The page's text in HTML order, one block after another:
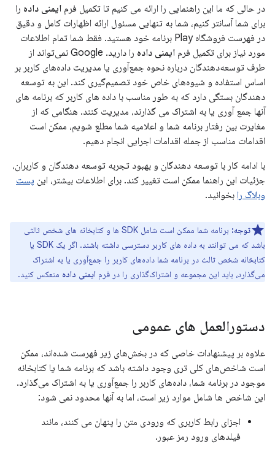
در حالی که ما این راهنمایی را ارائه می کنیم تا تکمیل فرم ایمنی داده را
برای شما آسانتر کنیم، شما به تنهایی مسئول ارائه اظهارات کامل و دقیق
در فهرست فروشگاه Play برنامه خود هستید. فقط شما تمام اطلاعات
مورد نیاز برای تکمیل فرم ایمنی داده
را دارید. Google نمی‌تواند از
طرف توسعه‌دهندگان درباره نحوه جمع‌آوری یا مدیریت داده‌های کاربر بر
اساس استفاده و شیوه‌های خاص خود تصمیم‌گیری کند. این به توسعه
دهندگان بستگی دارد که به طور مناسب با داده های کاربر که برنامه های
آنها جمع آوری یا به اشتراک می گذارند، مدیریت کنند. هنگامی که از
مغایرت بین رفتار برنامه شما و اعلامیه شما مطلع شویم، ممکن است
اقدامات مناسب از جمله اقدامات اجرایی انجام دهیم.
با ادامه کار با توسعه دهندگان و بهبود تجربه توسعه دهندگان و کاربران،
جزئیات این راهنما ممکن است تغییر کند. برای اطلاعات بیشتر، این پست
وبلاگ را بخوانید.
توجه:
برنامه شما ممکن است شامل SDK ها و کتابخانه های شخص ثالثی
باشد که می توانند به داده های کاربر دسترسی داشته باشند. اگر یک SDK یا
کتابخانه شخص ثالث در برنامه شما داده‌های کاربر را جمع‌آوری یا به اشتراک
می‌گذارد، باید این مجموعه و اشتراک‌گذاری را در فرم ایمنی داده منعکس کنید.
دستورالعمل های عمومی
علاوه بر پیشنهادات خاصی که در بخش‌های زیر فهرست شده‌اند، ممکن
است شاخص‌های کلی تری وجود داشته باشد که برنامه شما یا کتابخانه
موجود در برنامه شما، داده‌های کاربر را جمع‌آوری یا به اشتراک می‌گذارد.
این شاخص ها شامل موارد زیر است، اما به آنها محدود نمی شود:
اجزای رابط کاربری که ورودی متن را پنهان می کنند، مانند
فیلدهای ورود رمز عبور.